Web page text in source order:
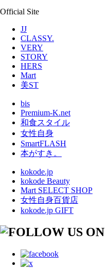
Official Site
JJ
CLASSY.
VERY
STORY
HERS
Mart
美ST
bis
Premium-K.net
和食スタイル
女性自身
SmartFLASH
本がすき。
kokode.jp
kokode Beauty
Mart SELECT SHOP
女性自身百貨店
kokode.jp GIFT